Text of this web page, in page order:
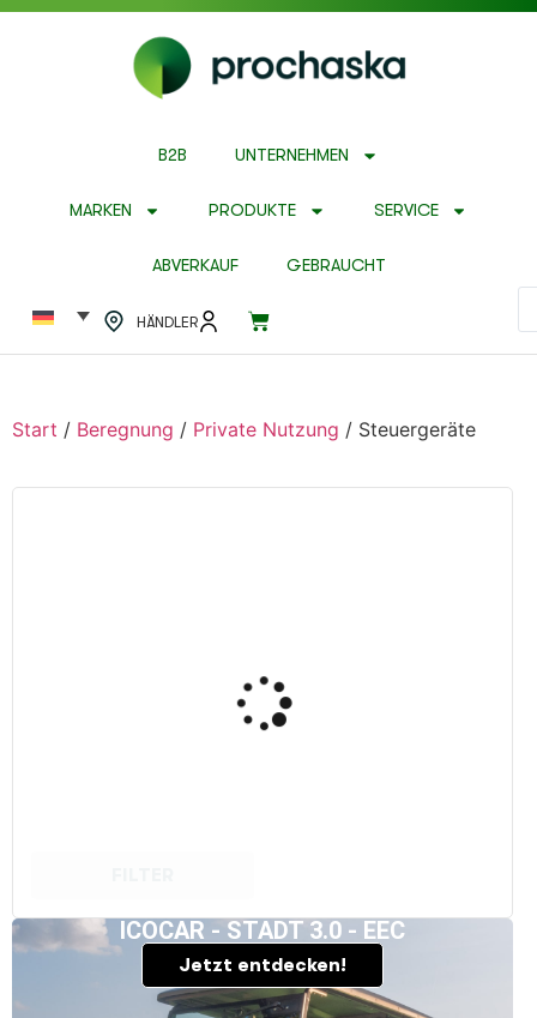
B2B UNTERNEHMEN
MARKEN PRODUKTE SERVICE
ABVERKAUF GEBRAUCHT
HÄNDLER
Start / Beregnung / Private Nutzung / Steuergeräte
ICOCAR - STADT 3.0 - EEC
Jetzt entdecken!